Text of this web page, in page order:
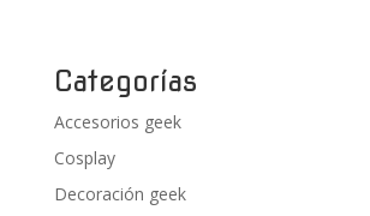
Categorías
Accesorios geek
Cosplay
Decoración geek